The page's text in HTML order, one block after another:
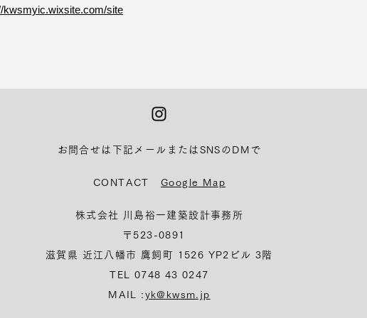
kwsmyic.wixsite.com/site
お問合せは下記メールまたはSNSのDMで
CONTACT Google Map
株式会社 川島裕一建築設計事務所
〒523-0891
滋賀県 近江八幡市 鷹飼町 1526 YP2ビル 3階
TEL 0748 43 0247
MAIL : yk@kwsm.jp